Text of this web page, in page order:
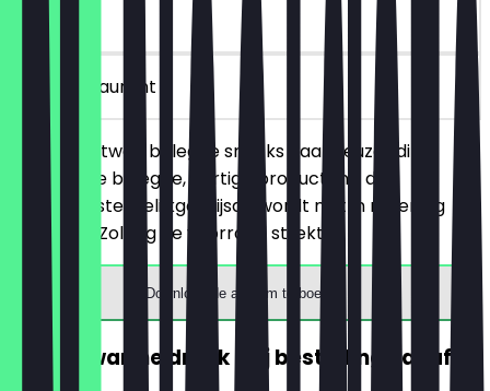
30 dagen
in het restaurant
Je bestelt twee belegde snacks naar keuze (dit
betreft alle belegde, hartige producten), de
goedkoopste/gelijkgeprijsde wordt niet in rekening
gebracht. Zolang de voorraad strekt!
Download de app om te boeken
GRATIS warme drank (bij besteding vanaf